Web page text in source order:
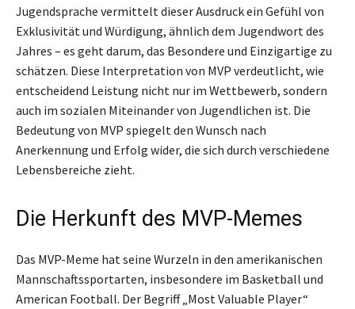
Jugendsprache vermittelt dieser Ausdruck ein Gefühl von
Exklusivität und Würdigung, ähnlich dem Jugendwort des
Jahres – es geht darum, das Besondere und Einzigartige zu
schätzen. Diese Interpretation von MVP verdeutlicht, wie
entscheidend Leistung nicht nur im Wettbewerb, sondern
auch im sozialen Miteinander von Jugendlichen ist. Die
Bedeutung von MVP spiegelt den Wunsch nach
Anerkennung und Erfolg wider, die sich durch verschiedene
Lebensbereiche zieht.
Die Herkunft des MVP-Memes
Das MVP-Meme hat seine Wurzeln in den amerikanischen
Mannschaftssportarten, insbesondere im Basketball und
American Football. Der Begriff „Most Valuable Player“